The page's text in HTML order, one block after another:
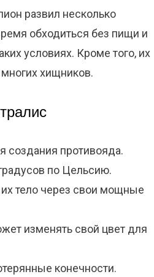
развил несколько
обходиться без пищи и
условиях. Кроме того, их
хищников.
создания противояда.
по Цельсию.
тело через свои мощные
изменять свой цвет для
конечности.